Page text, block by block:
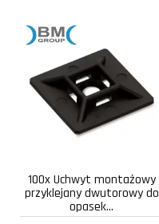
100x Uchwyt montażowy
przyklejany dwutorowy do
opasek...